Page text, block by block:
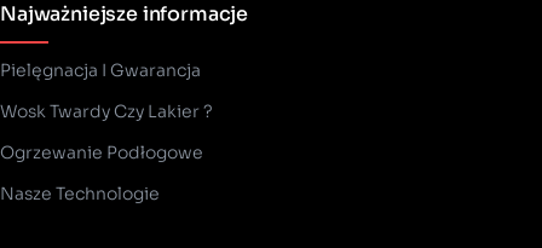
Najważniejsze informacje
Pielęgnacja I Gwarancja
Wosk Twardy Czy Lakier ?
­Ogrzewanie Podłogowe
Nasze Technologie